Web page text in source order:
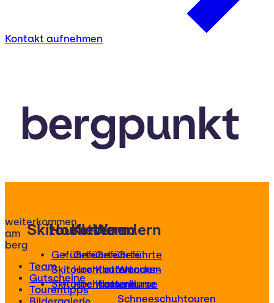
Kontakt aufnehmen
bergpunkt
weiterkommen
am
berg
Team
Gutscheine
Tourentipps
Skitouren
Geführte
Skitouren
Skitourenkurse
Hochtouren
Geführte
Hochtouren
Hochtourenkurse
Klettern
Geführte
Klettertouren
Kletterkurse
Wandern
Geführte
Wander-
und
Schneeschuhtouren